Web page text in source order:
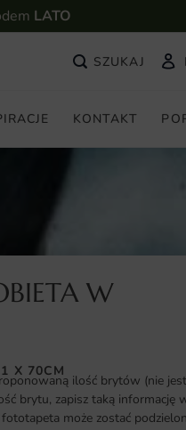
LATO
KONTAKT
W
X 70CM
ilość brytów (nie
brytu, zapisz taką informację
może zostać